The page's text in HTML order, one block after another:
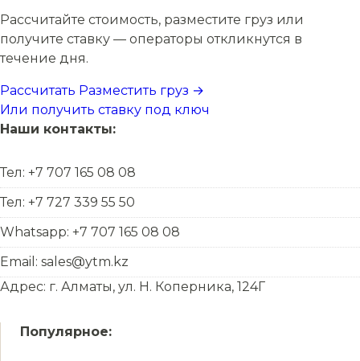
Рассчитайте стоимость, разместите груз или
получите ставку — операторы откликнутся в
течение дня.
Рассчитать Разместить груз →
Или получить ставку под ключ
Наши контакты:
Тел: +7 707 165 08 08
Тел: +7 727 339 55 50
Whatsapp: +7 707 165 08 08
Email: sales@ytm.kz
Адрес: г. Алматы, ул. Н. Коперника, 124Г
Популярное: